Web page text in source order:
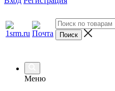
Меню